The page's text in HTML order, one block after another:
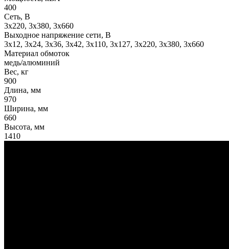
400
Сеть, В
3x220, 3х380, 3x660
Выходное напряжение сети, В
3x12, 3x24, 3x36, 3x42, 3x110, 3x127, 3x220, 3x380, 3x660
Материал обмоток
медь/алюминий
Вес, кг
900
Длина, мм
970
Ширина, мм
660
Высота, мм
1410